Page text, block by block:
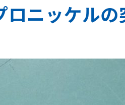
ロニッケル